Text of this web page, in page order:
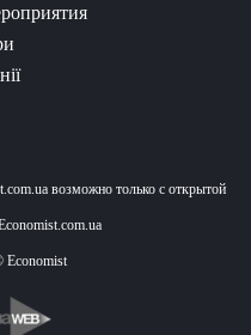
возможно только с открытой
Economist